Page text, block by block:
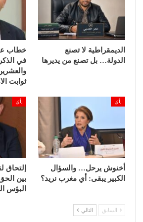
بدوره، قال يوسف الريسوني، ابن عم
الإفراج عنها بـ”فرح كبير وغبطة”.
للصحافة: “جاء ذلك نتيجة النضال
عرفهما ملف هاجر الريسوني، وكذا
المستوى الدولي”.
وكان الملك قد أصدر عشية الأربعاء
التي سبق أن صدر في حقها حكم
لوزارة العدل أن “هذا العفو الملكي
والرحمة المشهود بها لجلالة الملك”.
وأضاف البلاغ أن هذا العفو “يندرج
الديمقراطية لا تصنع
الدولة… بل تصنع من يديرها
خطاب
في
ثوابت
رأي
أخنوش يرحل… والسؤال
الكبير يبقى: أي مغرب نريد؟
رأي
بين
البؤس
السابق التالي